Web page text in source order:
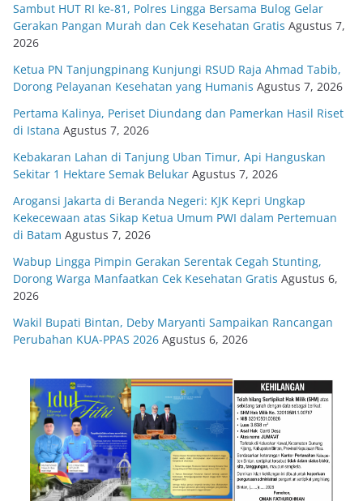
Sambut HUT RI ke-81, Polres Lingga Bersama Bulog Gelar
Gerakan Pangan Murah dan Cek Kesehatan Gratis Agustus 7,
2026
Ketua PN Tanjungpinang Kunjungi RSUD Raja Ahmad Tabib,
Dorong Pelayanan Kesehatan yang Humanis Agustus 7, 2026
Pertama Kalinya, Periset Diundang dan Pamerkan Hasil Riset
di Istana Agustus 7, 2026
Kebakaran Lahan di Tanjung Uban Timur, Api Hanguskan
Sekitar 1 Hektare Semak Belukar Agustus 7, 2026
Arogansi Jakarta di Beranda Negeri: KJK Kepri Ungkap
Kekecewaan atas Sikap Ketua Umum PWI dalam Pertemuan
di Batam Agustus 7, 2026
Wabup Lingga Pimpin Gerakan Serentak Cegah Stunting,
Dorong Warga Manfaatkan Cek Kesehatan Gratis Agustus 6,
2026
Wakil Bupati Bintan, Deby Maryanti Sampaikan Rancangan
Perubahan KUA-PPAS 2026 Agustus 6, 2026